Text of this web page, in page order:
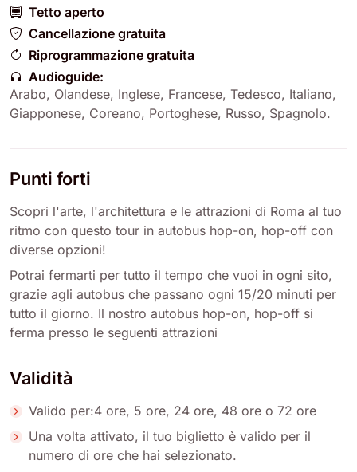
Tetto aperto
Cancellazione gratuita
Riprogrammazione gratuita
Audioguide:
Arabo, Olandese, Inglese, Francese, Tedesco, Italiano,
Giapponese, Coreano, Portoghese, Russo, Spagnolo.
Punti forti
Scopri l'arte, l'architettura e le attrazioni di Roma al tuo
ritmo con questo tour in autobus hop-on, hop-off con
diverse opzioni!
Potrai fermarti per tutto il tempo che vuoi in ogni sito,
grazie agli autobus che passano ogni 15/20 minuti per
tutto il giorno. Il nostro autobus hop-on, hop-off si
ferma presso le seguenti attrazioni
Validità
Valido per:4 ore, 5 ore, 24 ore, 48 ore o 72 ore
Una volta attivato, il tuo biglietto è valido per il
numero di ore che hai selezionato.